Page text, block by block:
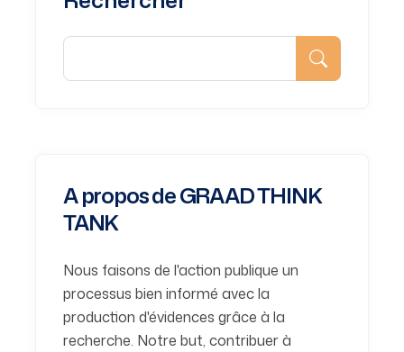
A propos de GRAAD THINK
TANK
Nous faisons de l'action publique un
processus bien informé avec la
production d'évidences grâce à la
recherche. Notre but, contribuer à